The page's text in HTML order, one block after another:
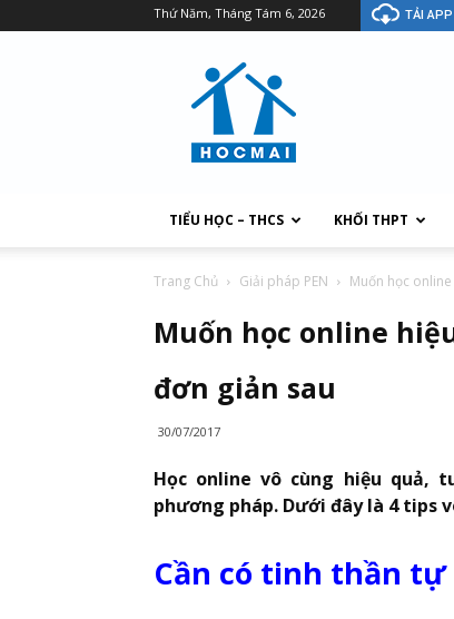
Thứ Năm, Tháng Tám 6, 2026 TẢI
TIỂU HỌC – THCS KHỐI THPT
Trang Chủ Giải pháp PEN Muốn học
Muốn học online
đơn giản sau
30/07/2017
Học online vô cùng hiệu quả,
phương pháp. Dưới đây là 4 tips
Cần có tinh thần tự